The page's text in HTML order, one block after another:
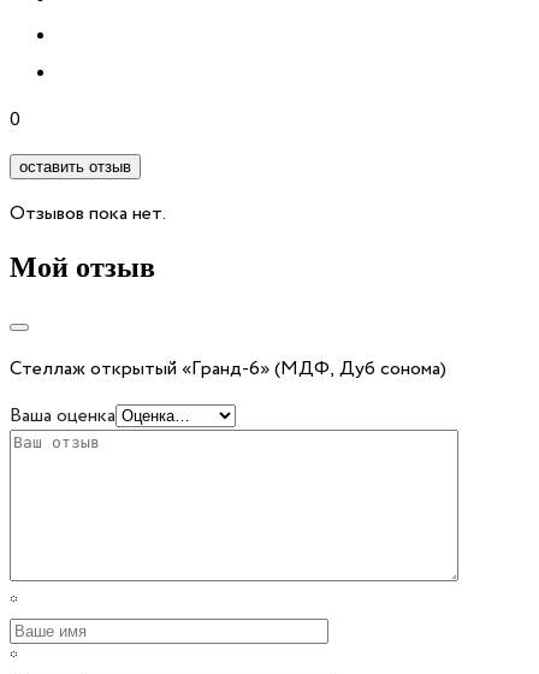
0
оставить отзыв
Отзывов пока нет.
Мой отзыв
Стеллаж открытый «Гранд-6» (МДФ, Дуб сонома)
Ваша оценка
*
*